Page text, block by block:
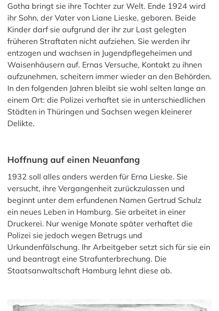
Gotha bringt sie ihre Tochter zur Welt. Ende 1924 wird
ihr Sohn, der Vater von Liane Lieske, geboren. Beide
Kinder darf sie aufgrund der ihr zur Last gelegten
früheren Straftaten nicht aufziehen. Sie werden ihr
entzogen und wachsen in Jugendpflegeheimen und
Waisenhäusern auf. Ernas Versuche, Kontakt zu ihnen
aufzunehmen, scheitern immer wieder an den Behörden.
In den folgenden Jahren bleibt sie wohl selten lange an
einem Ort: die Polizei verhaftet sie in unterschiedlichen
Städten in Thüringen und Sachsen wegen kleinerer
Delikte.
Hoffnung auf einen Neuanfang
1932 soll alles anders werden für Erna Lieske. Sie
versucht, ihre Vergangenheit zurückzulassen und
beginnt unter dem erfundenen Namen Gertrud Schulz
ein neues Leben in Hamburg. Sie arbeitet in einer
Druckerei. Nur wenige Monate später verhaftet die
Polizei sie jedoch wegen Betrugs und
Urkundenfälschung. Ihr Arbeitgeber setzt sich für sie ein
und beantragt eine Strafunterbrechung. Die
Staatsanwaltschaft Hamburg lehnt diese ab.